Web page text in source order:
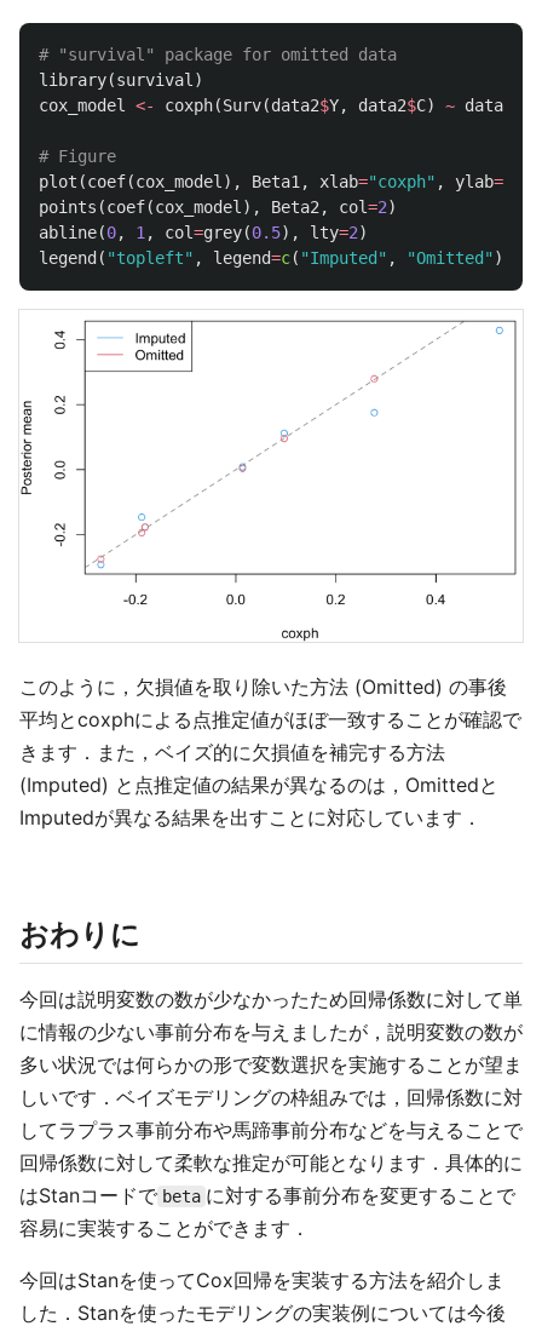
# "survival" package for omitted data
library(survival )
cox_model
<- coxph(Surv(data2$Y, data2$C) ~ data2
# Figure
plot (coef(cox_model ), Beta1 , xlab="coxph" , ylab=
points (coef(cox_model ), Beta2 , col=2)
abline(0, 1 , col=grey(0.5), lty=2)
legend ( "topleft" , legend=c( "Imputed" , "Omitted" ),
このように，欠損値を取り除いた方法 (Omitted) の事後
平均とcoxphによる点推定値がほぼ一致することが確認で
きます．また，ベイズ的に欠損値を補完する方法
(Imputed) と点推定値の結果が異なるのは，Omittedと
Imputedが異なる結果を出すことに対応しています．
おわりに
今回は説明変数の数が少なかったため回帰係数に対して単
に情報の少ない事前分布を与えましたが，説明変数の数が
多い状況では何らかの形で変数選択を実施することが望ま
しいです．ベイズモデリングの枠組みでは，回帰係数に対
してラプラス事前分布や馬蹄事前分布などを与えることで
回帰係数に対して柔軟な推定が可能となります．具体的に
はStanコードで beta に対する事前分布を変更することで
容易に実装することができます．
今回はStanを使ってCox回帰を実装する方法を紹介しま
した．Stanを使ったモデリングの実装例については今後